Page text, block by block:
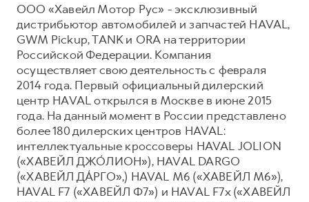
ООО «Хавейл Мотор Рус» - эксклюзивный
дистрибьютор автомобилей и запчастей HAVAL,
GWM Pickup, TANK и ORA на территории
Российской Федерации. Компания
осуществляет свою деятельность с февраля
2014 года. Первый официальный дилерский
центр HAVAL открылся в Москве в июне 2015
года. На данный момент в России представлено
более 180 дилерских центров HAVAL:
интеллектуальные кроссоверы HAVAL JOLION
(«ХАВЕЙЛ ДЖО́ЛИОН»), HAVAL DARGO
(«ХАВЕЙЛ ДА́РГО»,) HAVAL М6 («ХАВЕЙЛ M6»),
HAVAL F7 («ХАВЕЙЛ Ф7») и HAVAL F7x («ХАВЕЙЛ